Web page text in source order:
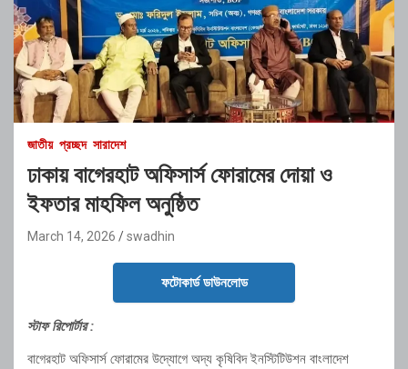
জাতীয় প্রচ্ছদ সারাদেশ
ঢাকায় বাগেরহাট অফিসার্স ফোরামের দোয়া ও
ইফতার মাহফিল অনুষ্ঠিত
March 14, 2026 swadhin
ফটোকার্ড ডাউনলোড
স্টাফ রিপোর্টার :
বাগেরহাট অফিসার্স ফোরামের উদ্যোগে অদ্য কৃষিবিদ ইনস্টিটিউশন বাংলাদেশ